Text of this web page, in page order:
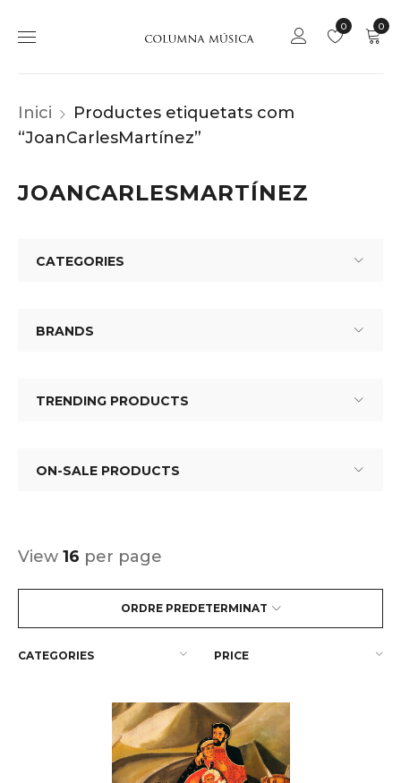
0
0
Inici
Productes etiquetats com
“JoanCarlesMartínez”
JOANCARLESMARTÍNEZ
CATEGORIES
BRANDS
TRENDING PRODUCTS
ON-SALE PRODUCTS
ORDRE PREDETERMINAT
View 16 per page
CATEGORIES PRICE